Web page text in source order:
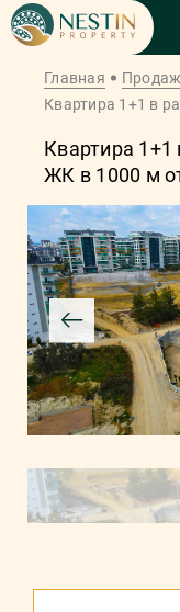
Главная
Квартира 1+1 в
Квартира
ЖК в 1000 м